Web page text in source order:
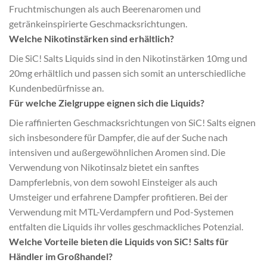
Fruchtmischungen als auch Beerenaromen und
getränkeinspirierte Geschmacksrichtungen.
Welche Nikotinstärken sind erhältlich?
Die SiC! Salts Liquids sind in den Nikotinstärken 10mg und
20mg erhältlich und passen sich somit an unterschiedliche
Kundenbedürfnisse an.
Für welche Zielgruppe eignen sich die Liquids?
Die raffinierten Geschmacksrichtungen von SiC! Salts eignen
sich insbesondere für Dampfer, die auf der Suche nach
intensiven und außergewöhnlichen Aromen sind. Die
Verwendung von Nikotinsalz bietet ein sanftes
Dampferlebnis, von dem sowohl Einsteiger als auch
Umsteiger und erfahrene Dampfer profitieren. Bei der
Verwendung mit MTL-Verdampfern und Pod-Systemen
entfalten die Liquids ihr volles geschmackliches Potenzial.
Welche Vorteile bieten die Liquids von SiC! Salts für
Händler im Großhandel?